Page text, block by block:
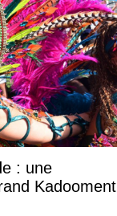
: une
Kadooment